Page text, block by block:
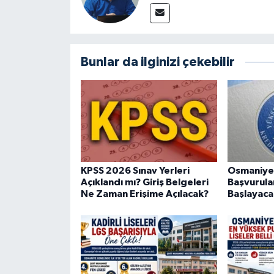
Bunlar da ilginizi çekebilir
KPSS 2026 Sınav Yerleri
Açıklandı mı? Giriş Belgeleri
Ne Zaman Erişime Açılacak?